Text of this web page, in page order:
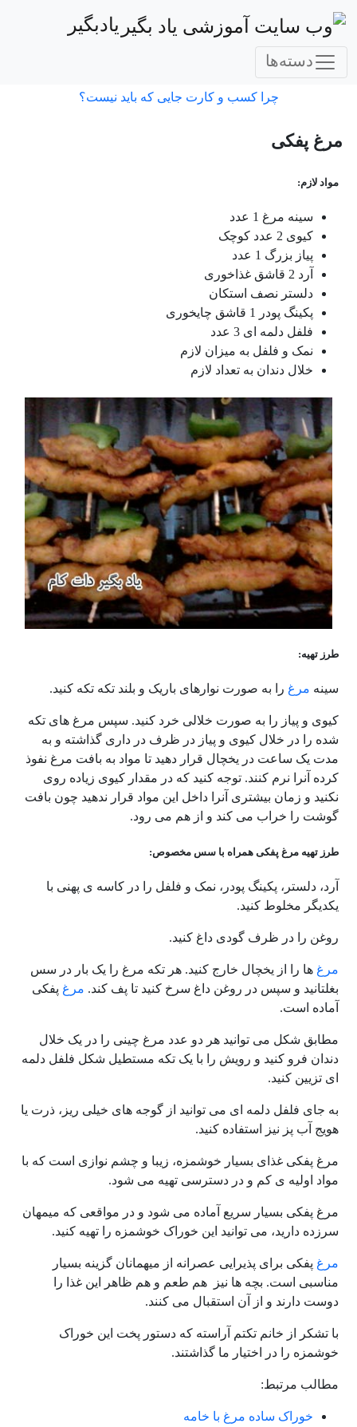
یادبگیر
دسته‌ها
چرا کسب و کارت جایی که باید نیست؟
مرغ پفکی
مواد لازم:
سینه مرغ 1 عدد
کیوی 2 عدد کوچک
پیاز بزرگ 1 عدد
آرد 2 قاشق غذاخوری
دلستر نصف استکان
پکینگ پودر 1 قاشق چایخوری
فلفل دلمه ای 3 عدد
نمک و فلفل به میزان لازم
خلال دندان به تعداد لازم
طرز تهیه:
سینه مرغ را به صورت نوارهای باریک و بلند تکه تکه کنید.
کیوی و پیاز را به صورت خلالی خرد کنید. سپس مرغ های تکه
شده را در خلال کیوی و پیاز در ظرف در داری گذاشته و به
مدت یک ساعت در یخچال قرار دهید تا مواد به بافت مرغ نفوذ
کرده آنرا نرم کنند. توجه کنید که در مقدار کیوی زیاده روی
نکنید و زمان بیشتری آنرا داخل این مواد قرار ندهید چون بافت
گوشت را خراب می کند و از هم می رود.
طرز تهیه مرغ پفکی همراه با سس مخصوص:
آرد، دلستر، پکینگ پودر، نمک و فلفل را در کاسه ی پهنی با
یکدیگر مخلوط کنید.
روغن را در ظرف گودی داغ کنید.
مرغ ها را از یخچال خارج کنید. هر تکه مرغ را یک بار در سس
بغلتانید و سپس در روغن داغ سرخ کنید تا پف کند. مرغ پفکی
آماده است.
مطابق شکل می توانید هر دو عدد مرغ چینی را در یک خلال
دندان فرو کنید و رویش را با یک تکه مستطیل شکل فلفل دلمه
ای تزیین کنید.
به جای فلفل دلمه ای می توانید از گوجه های خیلی ریز، ذرت یا
هویج آب پز نیز استفاده کنید.
مرغ پفکی غذای بسیار خوشمزه، زیبا و چشم نوازی است که با
مواد اولیه ی کم و در دسترسی تهیه می شود.
مرغ پفکی بسیار سریع آماده می شود و در مواقعی که میمهان
سرزده دارید، می توانید این خوراک خوشمزه را تهیه کنید.
مرغ پفکی برای پذیرایی عصرانه از میهمانان گزینه بسیار
مناسبی است. بچه ها نیز هم طعم و هم ظاهر این غذا را
دوست دارند و از آن استقبال می کنند.
با تشکر از خانم تکتم آراسته که دستور پخت این خوراک
خوشمزه را در اختیار ما گذاشتند.
مطالب مرتبط:
خوراک ساده مرغ با خامه